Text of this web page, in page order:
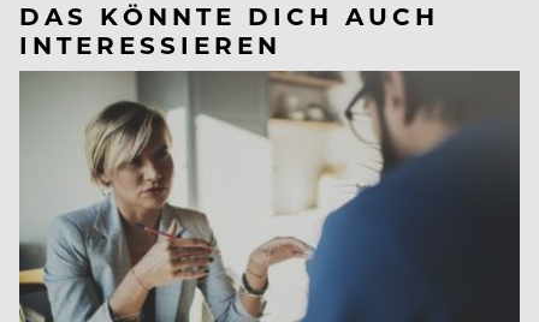
DAS KÖNNTE DICH AUCH
INTERESSIEREN